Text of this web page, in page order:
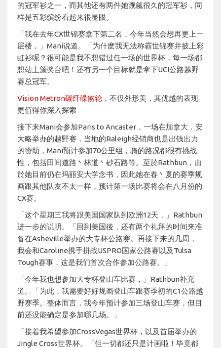
的冠军衫之一，而其他还有两件她觊觎很久的冠军衫，同
样是五彩缤纷看起来很显眼。
「我在去年CX世锦赛拿下第二名，今年当然会想再更上一
层楼，」Mani说道。「为什麽我无法称霸世锦赛并披上彩
虹衫呢？很可能是我不想错过任一场的世界杯，每一场都
想站上颁奖台吧！还有另一个目标就是拿下UCI公路越野
赛总冠军。
Vision Metron碳纤碟煞轮 ，不仅外形美，其优越的表现
更值得你深入探索
接下来Mani会参加Paris to Ancaster，一场在加拿大．安
大略举办的越野赛，当地的Raleigh经销商也是出钱出力
的赞助，Mani预计参加70公里组，骑的路况都很有挑战
性，包括田间道路丶林道丶砂石路等。至於Rathbun，由
於她目前仍在玛丽安大学念书，因此她在春丶夏的赛季规
画跟其他队友不太一样，预计第一场比赛将会在八月份的
CX赛。
「这个星期三我将跟美国国家队到欧洲12天，」Rathbun
进一步的说明。「回到美国後，还有两个礼拜的时间来准
备在Asheville举办的大专杯公路赛。再接下来的几周，
我会和Caroline携手拼战USPRO国家公路赛以及Tulsa
Tough赛事，这是我们首次合作参加公路赛。」
「今年我也想参加大专杯登山车比赛，」Rathbun补充
道。「为此，我需要好好规画登山车跟赛季初的C1公路越
野赛季。整体而言，我今年预计参加三场登山车赛，但目
前还没能确定是参加哪几场。」
「接着我希望参加CrossVegas世界杯，以及首届举办的
Jingle Cross世界杯。「但一切都还只是计画啦！毕竟都